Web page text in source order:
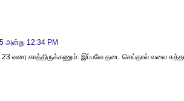
அன்று 12:34 PM
வரை காத்திருக்கணும். இப்பவே தடை செய்தால் வலை